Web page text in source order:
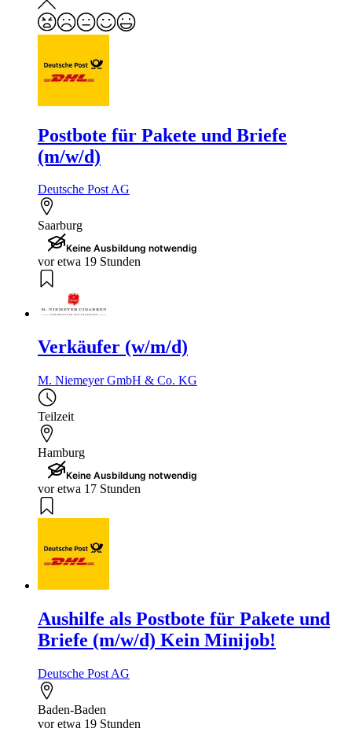
Postbote für Pakete und Briefe
(m/w/d)
Deutsche Post AG
Saarburg
Keine Ausbildung notwendig
vor etwa 19 Stunden
Verkäufer (w/m/d)
M. Niemeyer GmbH & Co. KG
Teilzeit
Hamburg
Keine Ausbildung notwendig
vor etwa 17 Stunden
Aushilfe als Postbote für Pakete und
Briefe (m/w/d) Kein Minijob!
Deutsche Post AG
Baden-Baden
vor etwa 19 Stunden